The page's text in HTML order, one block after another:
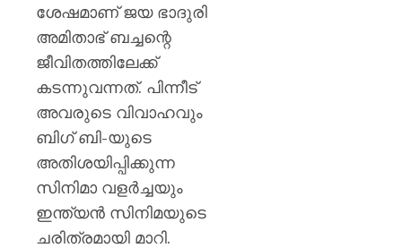
ശേഷമാണ് ജയ ഭാദുരി
അമിതാഭ് ബച്ചന്റെ
ജീവിതത്തിലേക്ക്
കടന്നുവന്നത്. പിന്നീട്
അവരുടെ വിവാഹവും
ബിഗ് ബി-യുടെ
അതിശയിപ്പിക്കുന്ന
സിനിമാ വളർച്ചയും
ഇന്ത്യൻ സിനിമയുടെ
ചരിത്രമായി മാറി.